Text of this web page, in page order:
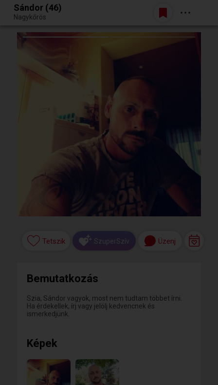
Egy jó randiból bármi lehet.
Belépés
Sándor (46)
Nagykőrös
Tetszik SzuperSzív Üzenj
Bemutatkozás
Szia, Sándor vagyok, most nem tudtam többet írni.
Ha érdekellek, írj vagy jelölj kedvencnek és
ismerkedjünk.
Képek